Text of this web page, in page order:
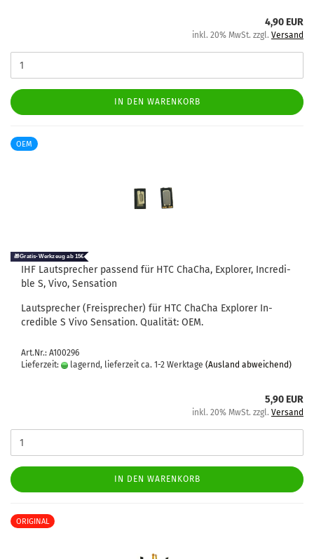
4,90 EUR
inkl. 20% MwSt. zzgl. Versand
IN DEN WARENKORB
OEM
IHF Laut­spre­cher pas­send für HTC ChaCha, Ex­plo­rer, In­credi­
ble S, Vivo, Sen­sa­ti­on
Laut­spre­cher (Frei­spre­cher) für HTC ChaCha Ex­plo­rer In­
credi­ble S Vivo Sen­sa­ti­on. Qua­li­tät: OEM.
Art.Nr.: A100296
Lieferzeit:
lagernd, lieferzeit ca. 1-2 Werktage (Ausland abweichend)
5,90 EUR
inkl. 20% MwSt. zzgl. Versand
IN DEN WARENKORB
ORIGINAL